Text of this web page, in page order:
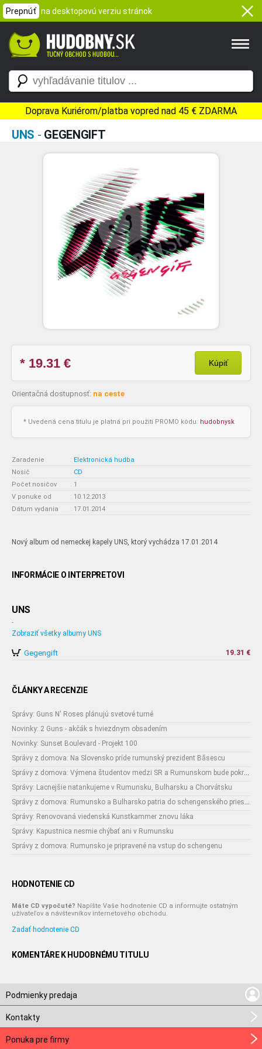
Prepnúť na desktopovú verziu stránok
Doprava Kuriérom/platba vopred nad 45 € ZDARMA
UNS - GEGENGIFT
* 19.31 € Kúpiť
Orientačná dostupnosť: na ceste
* Uvedená cena titulu je platná pri použití PROMO kódu: hudobnysk
Zaradenie : Elektronická hudba
Nosič
: CD
Počet nosičov
: 1
V ponuke od
: 10.12.2013
Dátum vydania
: 17.01.2014
Nový album od nemeckej kapely UNS, ktorý vychádza 17.01.2014
INFORMÁCIE O INTERPRETOVI
UNS
-
Zobraziť všetky albumy UNS
Gegengift 19.31 €
ČLÁNKY A RECENZIE
Správy: Guns N' Roses plánujú svetové turné
Novinky: 2 Guns - akčák s hviezdnym obsadením
Novinky: Sunset Boulevard - Projekt 100
Správy z domova: Na Slovensko príde rumunský prezident Băsescu
Správy z domova: Výmena študentov medzi SR a Rumunskom bude pokračovať
Správy: Lacnejšie natankujeme v Rumunsku, Bulharsku a Chorvátsku
Správy z domova: Rumunsko a Bulharsko patria do schengenského priestoru
Správy: Renovovaná viedenská Kunstkammer znovu láka
Správy: Kapustnica nesmie chýbať ani v Rumunsku
Správy z domova: Rumunsko je pripravené na vstup do schengenu
HODNOTENIE CD
Máte CD vypočuté? Napíšte Vaše hodnotenie CD a informujte ostatným
užívateľov a návštevníkov internetového obchodu.
Zadať hodnotenie CD
KOMENTÁRE K HUDOBNÉMU TITULU
Podmienky predaja
Kontakty
Ponuka pre firmy